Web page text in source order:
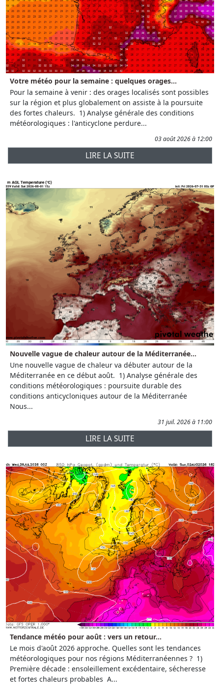
Votre météo pour la semaine : quelques orages...
Pour la semaine à venir : des orages localisés sont possibles
sur la région et plus globalement on assiste à la poursuite
des fortes chaleurs. 1) Analyse générale des conditions
météorologiques : l'anticyclone perdure...
03 août 2026 à 12:00
LIRE LA SUITE
Nouvelle vague de chaleur autour de la Méditerranée...
Une nouvelle vague de chaleur va débuter autour de la
Méditerranée en ce début août. 1) Analyse générale des
conditions météorologiques : poursuite durable des
conditions anticycloniques autour de la Méditerranée
Nous...
31 juil. 2026 à 11:00
LIRE LA SUITE
Tendance météo pour août : vers un retour...
Le mois d'août 2026 approche. Quelles sont les tendances
météorologiques pour nos régions Méditerranéennes ? 1)
Première décade : ensoleillement excédentaire, sécheresse
et fortes chaleurs probables A...